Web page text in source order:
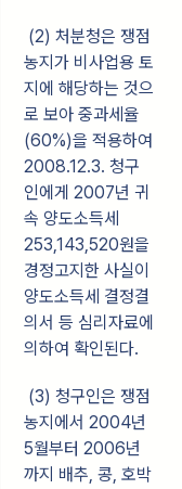
(2) 처분청은 쟁점
농지가 비사업용 토
지에 해당하는 것으
로 보아 중과세율
(60%)을 적용하여
2008.12.3. 청구
인에게 2007년 귀
속 양도소득세
253,143,520원을
경정고지한 사실이
양도소득세 결정결
의서 등 심리자료에
의하여 확인된다.
(3) 청구인은 쟁점
농지에서 2004년
5월부터 2006년
까지 배추, 콩, 호박